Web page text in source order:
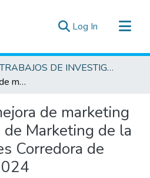
Log In (current)
TRABAJOS DE INVESTIGACIÓN
Propuesta de mejora de marketing 360° en el área de Marketing de la empresa Hermes Corredora de Seguros. Año 2024
de marketing
Marketing de la
Corredora de